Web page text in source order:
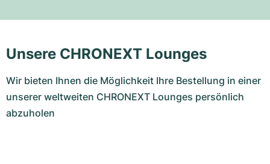
Unsere CHRONEXT Lounges
Wir bieten Ihnen die Möglichkeit Ihre Bestellung in einer
unserer weltweiten CHRONEXT Lounges persönlich
abzuholen